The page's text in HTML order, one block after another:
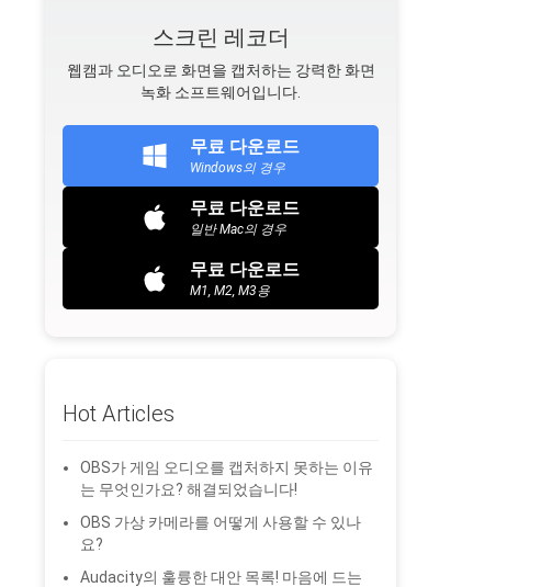
스크린 레코더
웹캠과 오디오로 화면을 캡처하는 강력한 화면
녹화 소프트웨어입니다.
무료 다운로드
Windows의 경우
무료 다운로드
일반 Mac의 경우
무료 다운로드
M1, M2, M3용
Hot Articles
OBS가 게임 오디오를 캡처하지 못하는 이유
는 무엇인가요? 해결되었습니다!
OBS 가상 카메라를 어떻게 사용할 수 있나
요?
Audacity의 훌륭한 대안 목록! 마음에 드는